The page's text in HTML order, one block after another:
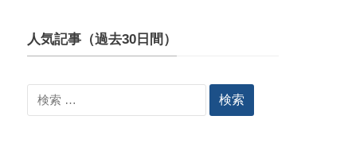
人気記事（過去30日間）
検